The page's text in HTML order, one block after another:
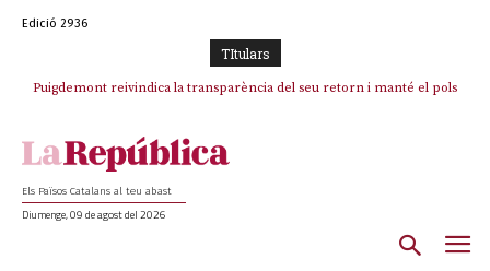
Edició 2936
TItulars
Puigdemont reivindica la transparència del seu retorn i manté el pols
Els Països Catalans al teu abast
Diumenge, 09 de agost del 2026